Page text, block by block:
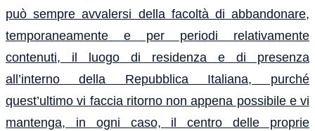
può sempre avvalersi della facoltà di abbandonare,
temporaneamente e per periodi relativamente
contenuti, il luogo di residenza e di presenza
all’interno della Repubblica Italiana, purché
quest’ultimo vi faccia ritorno non appena possibile e vi
mantenga, in ogni caso, il centro delle proprie